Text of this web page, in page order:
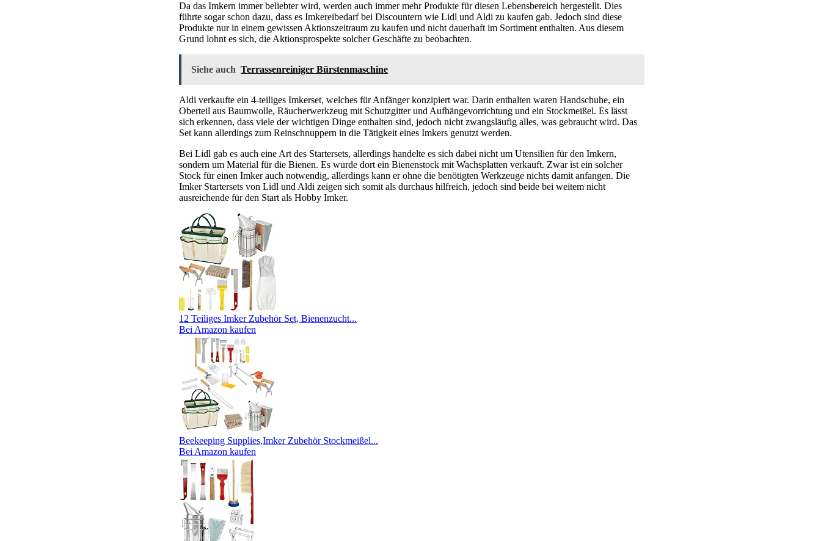
Da das Imkern immer beliebter wird, werden auch immer mehr Produkte für diesen Lebensbereich hergestellt. Dies
führte sogar schon dazu, dass es Imkereibedarf bei Discountern wie Lidl und Aldi zu kaufen gab. Jedoch sind diese
Produkte nur in einem gewissen Aktionszeitraum zu kaufen und nicht dauerhaft im Sortiment enthalten. Aus diesem
Grund lohnt es sich, die Aktionsprospekte solcher Geschäfte zu beobachten.
Siehe auch Terrassenreiniger Bürstenmaschine
Aldi verkaufte ein 4-teiliges Imkerset, welches für Anfänger konzipiert war. Darin enthalten waren Handschuhe, ein
Oberteil aus Baumwolle, Räucherwerkzeug mit Schutzgitter und Aufhängevorrichtung und ein Stockmeißel. Es lässt
sich erkennen, dass viele der wichtigen Dinge enthalten sind, jedoch nicht zwangsläufig alles, was gebraucht wird. Das
Set kann allerdings zum Reinschnuppern in die Tätigkeit eines Imkers genutzt werden.
Bei Lidl gab es auch eine Art des Startersets, allerdings handelte es sich dabei nicht um Utensilien für den Imkern,
sondern um Material für die Bienen. Es wurde dort ein Bienenstock mit Wachsplatten verkauft. Zwar ist ein solcher
Stock für einen Imker auch notwendig, allerdings kann er ohne die benötigten Werkzeuge nichts damit anfangen. Die
Imker Startersets von Lidl und Aldi zeigen sich somit als durchaus hilfreich, jedoch sind beide bei weitem nicht
ausreichende für den Start als Hobby Imker.
12 Teiliges Imker Zubehör Set, Bienenzucht...
Bei Amazon kaufen
Beekeeping Supplies,Imker Zubehör Stockmeißel...
Bei Amazon kaufen